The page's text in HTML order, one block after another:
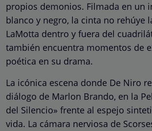
propios demonios. Filmada en un
blanco y negro, la cinta no rehúye
LaMotta dentro y fuera del
también encuentra momentos de
poética en su drama.
La icónica escena donde De Niro
diálogo de Marlon Brando, en la
del Silencio» frente al espejo
vida. La cámara nerviosa de